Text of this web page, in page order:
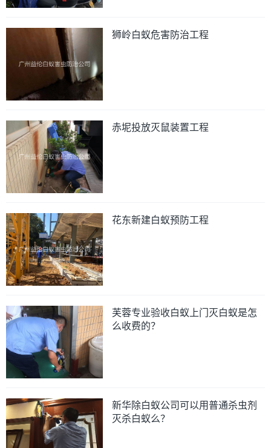
狮岭白蚁危害防治工程
赤坭投放灭鼠装置工程
花东新建白蚁预防工程
芙蓉专业验收白蚁上门灭白蚁是怎
么收费的？
新华除白蚁公司可以用普通杀虫剂
灭杀白蚁么？